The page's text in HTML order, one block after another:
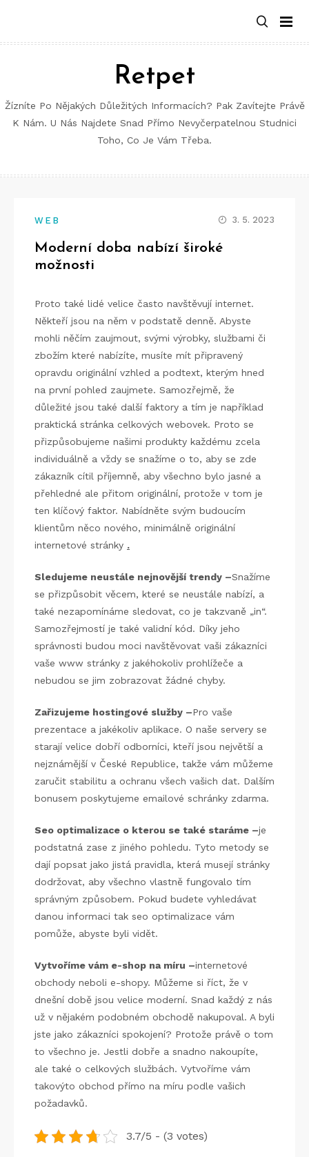
Retpet
Žízníte Po Nějakých Důležitých Informacích? Pak Zavítejte Právě
K Nám. U Nás Najdete Snad Přímo Nevyčerpatelnou Studnici
Toho, Co Je Vám Třeba.
WEB 3. 5. 2023
Moderní doba nabízí široké
možnosti
Proto také lidé velice často navštěvují internet.
Někteří jsou na něm v podstatě denně. Abyste
mohli něčím zaujmout, svými výrobky, službami či
zbožím které nabízíte, musíte mít připravený
opravdu originální vzhled a podtext, kterým hned
na první pohled zaujmete. Samozřejmě, že
důležité jsou také další faktory a tím je například
praktická stránka celkových webovek. Proto se
přizpůsobujeme našimi produkty každému zcela
individuálně a vždy se snažíme o to, aby se zde
zákazník cítil příjemně, aby všechno bylo jasné a
přehledné ale přitom originální, protože v tom je
ten klíčový faktor. Nabídněte svým budoucím
klientům něco nového, minimálně originální
internetové stránky .
Sledujeme neustále nejnovější trendy –Snažíme
se přizpůsobit věcem, které se neustále nabízí, a
také nezapomínáme sledovat, co je takzvaně „in“.
Samozřejmostí je také validní kód. Díky jeho
správnosti budou moci navštěvovat vaši zákazníci
vaše www stránky z jakéhokoliv prohlížeče a
nebudou se jim zobrazovat žádné chyby.
Zařizujeme hostingové služby –Pro vaše
prezentace a jakékoliv aplikace. O naše servery se
starají velice dobří odborníci, kteří jsou největší a
nejznámější v České Republice, takže vám můžeme
zaručit stabilitu a ochranu všech vašich dat. Dalším
bonusem poskytujeme emailové schránky zdarma.
Seo optimalizace o kterou se také staráme –je
podstatná zase z jiného pohledu. Tyto metody se
dají popsat jako jistá pravidla, která musejí stránky
dodržovat, aby všechno vlastně fungovalo tím
správným způsobem. Pokud budete vyhledávat
danou informaci tak seo optimalizace vám
pomůže, abyste byli vidět.
Vytvoříme vám e-shop na míru –internetové
obchody neboli e-shopy. Můžeme si říct, že v
dnešní době jsou velice moderní. Snad každý z nás
už v nějakém podobném obchodě nakupoval. A byli
jste jako zákazníci spokojení? Protože právě o tom
to všechno je. Jestli dobře a snadno nakoupíte,
ale také o celkových službách. Vytvoříme vám
takovýto obchod přímo na míru podle vašich
požadavků.
3.7/5 - (3 votes)